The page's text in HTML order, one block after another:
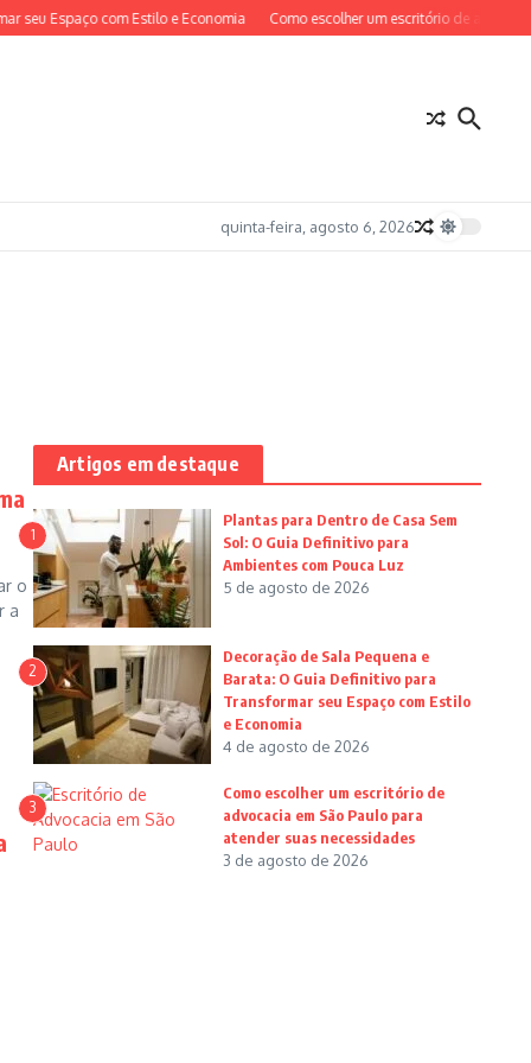
Espaço com Estilo e Economia Como escolher um escritório de
quinta-feira, agosto 6, 2026
o
a
Artigos em destaque
1
Plantas para Dentro de Casa Sem
Sol: O Guia Definitivo para
Ambientes com Pouca Luz
5 de agosto de 2026
2
Decoração de Sala Pequena e
Barata: O Guia Definitivo para
Transformar seu Espaço com Estilo
e Economia
4 de agosto de 2026
3
Como escolher um escritório de
advocacia em São Paulo para
atender suas necessidades
3 de agosto de 2026